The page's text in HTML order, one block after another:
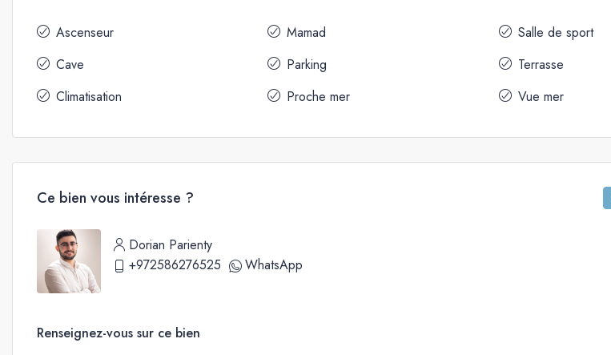
Ascenseur
Cave
Climatisation
Mamad
Parking
Proche mer
Salle de sport
Terrasse
Vue mer
Ce bien vous intéresse ?
Dorian Parienty
+972586276525
WhatsApp
Renseignez-vous sur ce bien